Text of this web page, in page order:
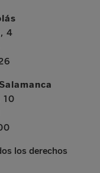
4
10
los derechos